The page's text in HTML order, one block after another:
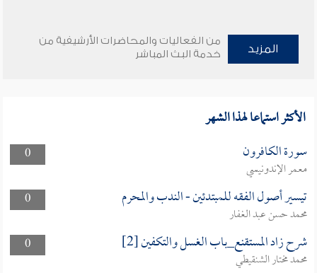
المزيد
من الفعاليات والمحاضرات الأرشيفية من
خدمة البث المباشر
الأكثر استماعا لهذا الشهر
0 سورة الكافرون
معمر الإندونيسي
0
تيسير أصول الفقه للمبتدئين - الندب والمحرم
محمد حسن عبد الغفار
0
شرح زاد المستقنع_باب الغسل والتكفين [2]
محمد مختار الشنقيطي